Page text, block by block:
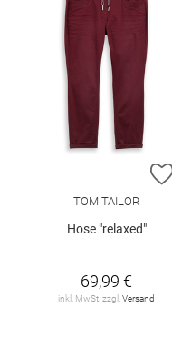
TOM TAILOR
Hose "relaxed"
69,99 €
inkl. MwSt. zzgl. Versand